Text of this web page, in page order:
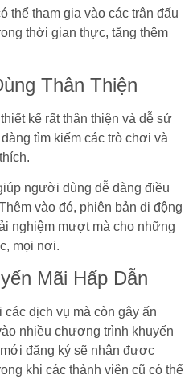
thể tham gia vào các trận đấu
thời gian thực, tăng thêm
Thân Thiện
kế rất thân thiện và dễ sử
tìm kiếm các trò chơi và
người dùng dễ dàng điều
vào đó, phiên bản di động
nghiệm mượt mà cho những
mọi nơi.
Mãi Hấp Dẫn
dịch vụ mà còn gây ấn
nhiều chương trình khuyến
đăng ký sẽ nhận được
khi các thành viên cũ có thể